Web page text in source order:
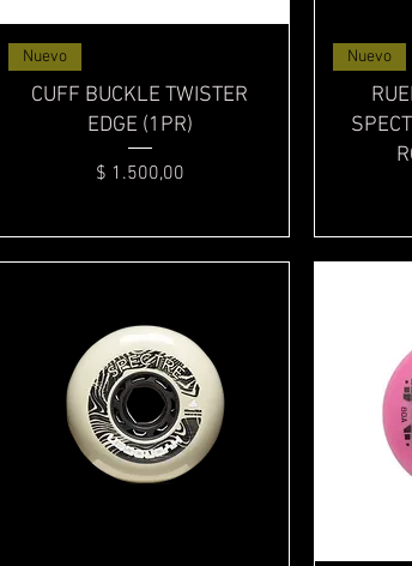
Nuevo
CUFF BUCKLE TWISTER
EDGE (1PR)
Precio
$ 1.500,00
Nuevo